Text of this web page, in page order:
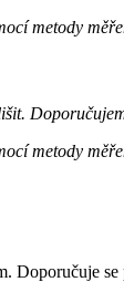
metody
metody
Doporučuje